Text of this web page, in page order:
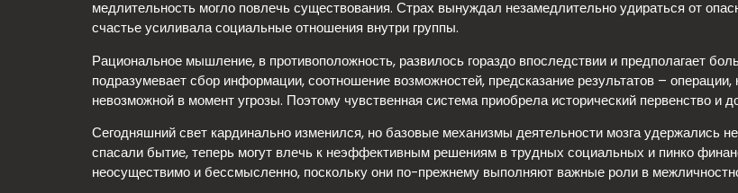
медлительность могло повлечь существования. Страх вынуждал незамедлительно удираться от
счастье усиливала социальные отношения внутри группы.
Рациональное мышление, в противоположность, развилось гораздо впоследствии и предполагает
подразумевает сбор информации, соотношение возможностей, предсказание результатов –
невозможной в момент угрозы. Поэтому чувственная система приобрела исторический первенство и
Сегодняшний свет кардинально изменился, но базовые механизмы деятельности мозга удержались
спасали бытие, теперь могут влечь к неэффективным решениям в трудных социальных и пинко
неосуществимо и бессмысленно, поскольку они по-прежнему выполняют важные роли в